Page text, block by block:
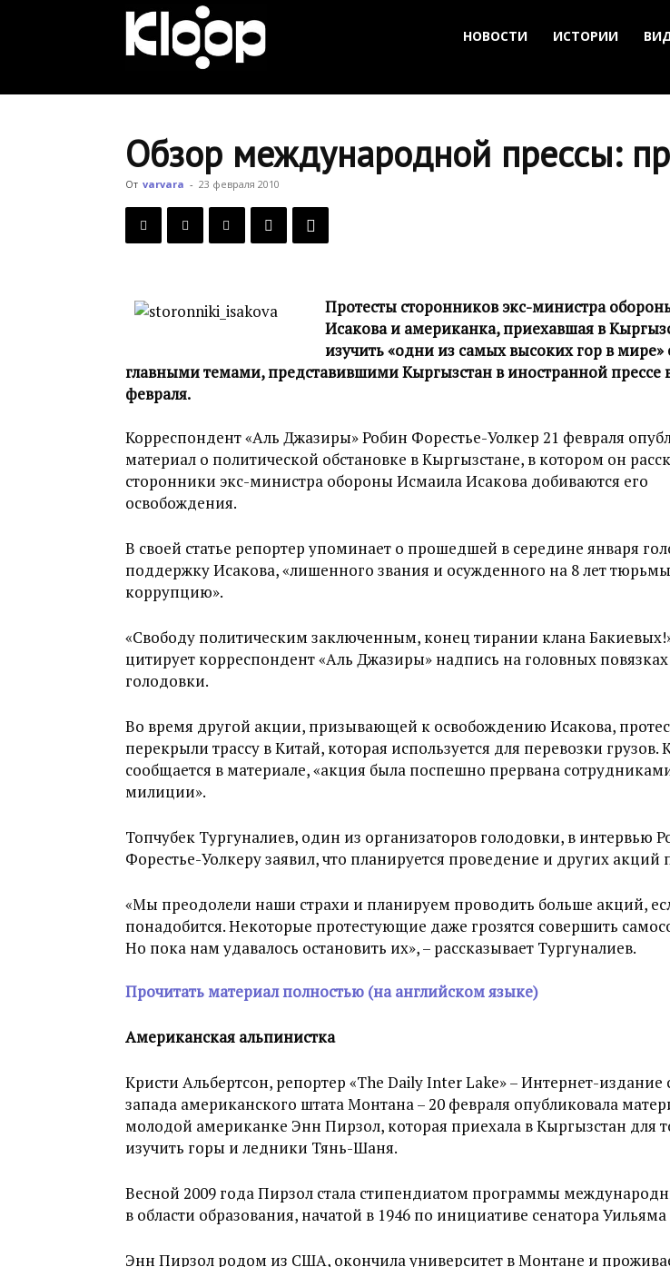
Новости
НОВОСТИ ИСТОРИИ
Обзор международной прессы:
От varvara - 23 февраля 2010
Протесты сторонников экс-министра
Исакова и американка, приехавшая в
изучить «одни из самых высоких гор в мире»
главными темами, представившими Кыргызстан в иностранной прессе
февраля.
Корреспондент «Аль Джазиры» Робин Форестье-Уолкер 21 февраля
материал о политической обстановке в Кыргызстане, в котором он
сторонники экс-министра обороны Исмаила Исакова добиваются его
освобождения.
В своей статье репортер упоминает о прошедшей в середине января
поддержку Исакова, «лишенного звания и осужденного на 8 лет
коррупцию».
«Свободу политическим заключенным, конец тирании клана
цитирует корреспондент «Аль Джазиры» надпись на головных
голодовки.
Во время другой акции, призывающей к освобождению Исакова,
перекрыли трассу в Китай, которая используется для перевозки грузов.
сообщается в материале, «акция была поспешно прервана
милиции».
Топчубек Тургуналиев, один из организаторов голодовки, в интервью
Форестье-Уолкеру заявил, что планируется проведение и других акций
«Мы преодолели наши страхи и планируем проводить больше акций,
понадобится. Некоторые протестующие даже грозятся совершить
Но пока нам удавалось остановить их», – рассказывает Тургуналиев.
Прочитать материал полностью (на английском языке)
Американская альпинистка
Кристи Альбертсон, репортер «The Daily Inter Lake» – Интернет-издание
запада американского штата Монтана – 20 февраля опубликовала
молодой американке Энн Пирзол, которая приехала в Кыргызстан для
изучить горы и ледники Тянь-Шаня.
Весной 2009 года Пирзол стала стипендиатом программы
в области образования, начатой в 1946 по инициативе сенатора
Энн Пирзол родом из США, окончила университет в Монтане и